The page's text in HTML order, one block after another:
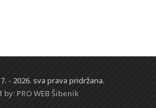
- 2026. sva prava pridržana.
by: PRO WEBŠibenik